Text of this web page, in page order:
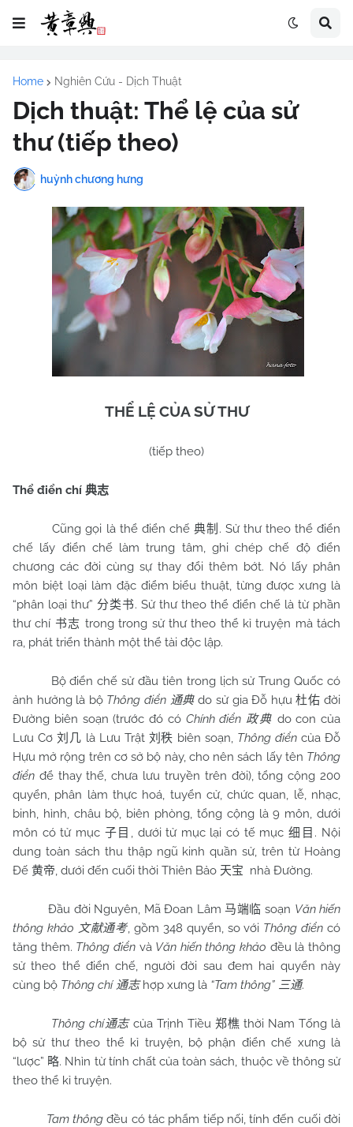
Home Nghiên Cứu - Dịch Thuật
Dịch thuật: Thể lệ của sử
thư (tiếp theo)
huỳnh chương hưng
THỂ LỆ CỦA SỬ THƯ
(tiếp theo)
Thể điển chí 典志
Cũng gọi là thể điển chế 典制 . Sử thư theo thể điển
chế lấy điển chế làm trung tâm, ghi chép chế độ điển
chương các đời cùng sự thay đổi thêm bớt. Nó lấy phân
môn biệt loại làm đặc điểm biểu thuật, từng được xưng là
“phân loại thư” 分类书. Sử thư theo thể điển chế là từ phần
thư chí 书志 trong trong sử thư theo thể kỉ truyện mà tách
ra, phát triển thành một thể tài độc lập.
Bộ điển chế sử đầu tiên trong lịch sử Trung Quốc có
ảnh hưởng là bộ Thông điển 通典 do sử gia Đỗ hựu杜佑 đời
Đường biên soạn (trước đó có Chính điển政典 do con của
Lưu Cơ 刘几 là Lưu Trật 刘秩 biên soạn, Thông điểncủa Đỗ
Hựu mở rộng trên cơ sở bộ này, cho nên sách lấy tên Thông
điển để thay thế, chưa lưu truyền trên đời), tổng cộng 200
quyển, phân làm thực hoá, tuyển cử, chức quan, lễ, nhạc,
binh, hình, châu bộ, biên phòng, tổng cộng là 9 môn, dưới
môn có tử mục 子目 , dưới tử mục lại có tế mục细目 . Nội
dung toàn sách thu thập ngũ kinh quần sử, trên từ Hoàng
Đế 黄帝, dưới đến cuối thời Thiên Bảo 天宝 nhà Đường.
Đầu đời Nguyên, Mã Đoan Lâm 马端临 soạn Văn hiến
thông khảo 文献通考, gồm 348 quyển, so với Thông điển có
tăng thêm. Thông điểnvà Văn hiến thông khảo đều là thông
sử theo thể điển chế, người đời sau đem hai quyển này
cùng bộ Thông chí 通志 hợp xưng là “Tam thông” 三通.
Thông chí通志 của Trịnh Tiều 郑樵 thời Nam Tống là
bộ sử thư theo thể kỉ truyện, bộ phận điển chế xưng là
“lược” 略. Nhìn từ tính chất của toàn sách, thuộc về thông sử
theo thể kỉ truyện.
Tam thông đều có tác phẩm tiếp nối, tính đến cuối đời